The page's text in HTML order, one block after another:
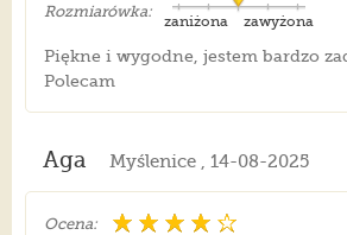
Rozmiarówka:
zawyżona
zaniżona
Piękne i wygodne, jestem bardzo
Polecam
Aga Myślenice , 14-08-2025
Ocena: